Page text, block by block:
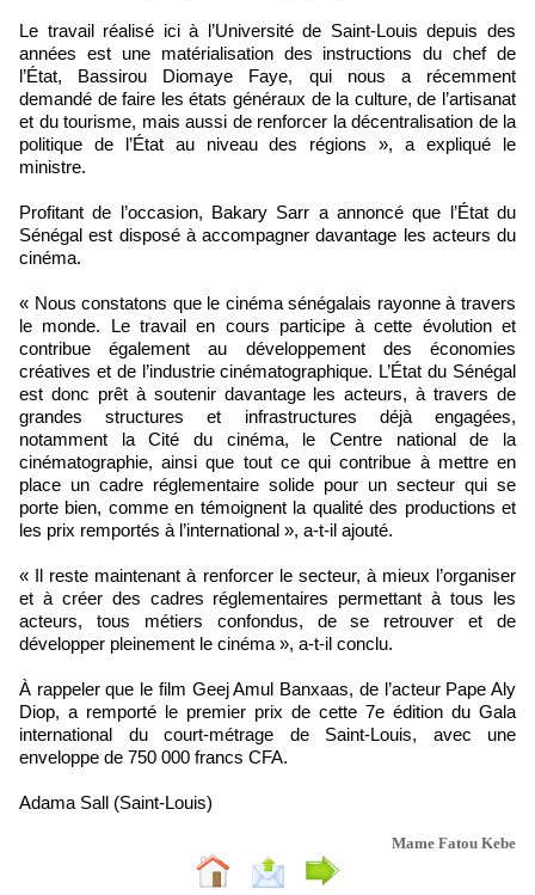
Le travail réalisé ici à l’Université de Saint-Louis depuis des
années est une matérialisation des instructions du chef de
l’État, Bassirou Diomaye Faye, qui nous a récemment
demandé de faire les états généraux de la culture, de l’artisanat
et du tourisme, mais aussi de renforcer la décentralisation de la
politique de l’État au niveau des régions », a expliqué le
ministre.
Profitant de l’occasion, Bakary Sarr a annoncé que l’État du
Sénégal est disposé à accompagner davantage les acteurs du
cinéma.
« Nous constatons que le cinéma sénégalais rayonne à travers
le monde. Le travail en cours participe à cette évolution et
contribue également au développement des économies
créatives et de l’industrie cinématographique. L’État du Sénégal
est donc prêt à soutenir davantage les acteurs, à travers de
grandes structures et infrastructures déjà engagées,
notamment la Cité du cinéma, le Centre national de la
cinématographie, ainsi que tout ce qui contribue à mettre en
place un cadre réglementaire solide pour un secteur qui se
porte bien, comme en témoignent la qualité des productions et
les prix remportés à l’international », a-t-il ajouté.
« Il reste maintenant à renforcer le secteur, à mieux l’organiser
et à créer des cadres réglementaires permettant à tous les
acteurs, tous métiers confondus, de se retrouver et de
développer pleinement le cinéma », a-t-il conclu.
À rappeler que le film Geej Amul Banxaas, de l’acteur Pape Aly
Diop, a remporté le premier prix de cette 7e édition du Gala
international du court-métrage de Saint-Louis, avec une
enveloppe de 750 000 francs CFA.
Adama Sall (Saint-Louis)
Mame Fatou Kebe